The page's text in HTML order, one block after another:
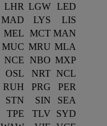
LED
LGW
LHR
LIS
LYS
MAD
MAN
MCT
MEL
MLA
MRU
MUC
MXP
NBO
NCE
NCL
NRT
OSL
PER
PRG
RUH
SEA
SIN
STN
SYD
TLV
TPE